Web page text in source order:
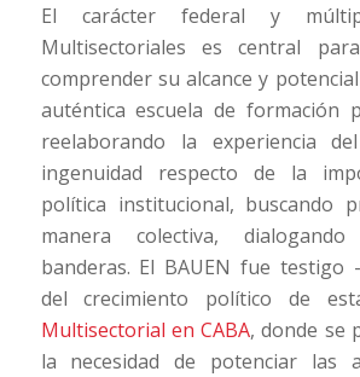
El carácter federal y
Multisectoriales es central
comprender su alcance y
auténtica escuela de formación
reelaborando la experiencia
ingenuidad respecto de la
política institucional, buscando
manera colectiva,
banderas. El BAUEN fue testigo
del crecimiento político de
Multisectorial en CABA, donde se
la necesidad de potenciar las